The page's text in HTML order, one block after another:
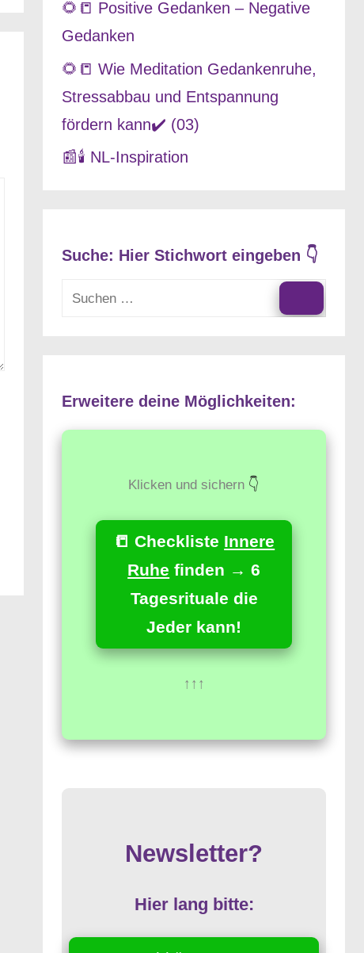
🌻📒 Positive Gedanken – Negative
Gedanken
🌻📒 Wie Meditation Gedankenruhe,
Stressabbau und Entspannung
fördern kann✔️ (03)
📰🕯️ NL-Inspiration
Suche: Hier Stichwort eingeben 👇
Suchen
Erweitere deine Möglichkeiten:
Klicken und sichern 👇
📒 Checkliste Innere
Ruhe finden → 6
Tagesrituale die
Jeder kann!
↑↑↑
Newsletter?
Hier lang bitte: